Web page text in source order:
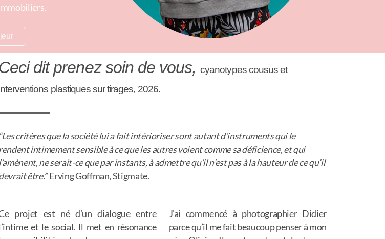
dit prenez soin de vous, cyanotypes cousus et
plastiques sur tirages, 2026.
“Les critères que la société lui a fait intérioriser sont autant d’instruments qui le
intimement sensible à ce que les autres voient comme sa déficience, et qui
ne serait-ce que par instants, à admettre qu’il n’est pas à la hauteur de ce qu’il
être.”Erving Goffman, Stigmate.
projet est né d’un dialogue entre
et le social. Il met en résonance
J’ai commencé à photographier Didier
parce qu’il me fait beaucoup penser à mon